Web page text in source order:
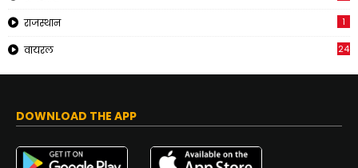
राजस्थान 1
वायरल 24
DOWNLOAD THE APP